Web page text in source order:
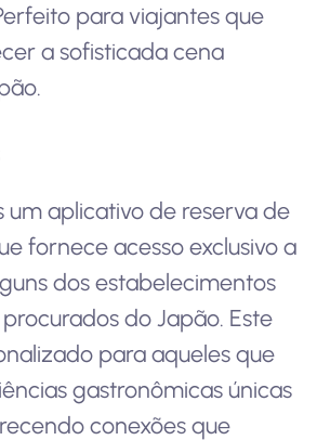
para viajantes que
a sofisticada cena
um aplicativo de reserva de
fornece acesso exclusivo a
dos estabelecimentos
do Japão. Este
para aqueles que
gastronômicas únicas
conexões que